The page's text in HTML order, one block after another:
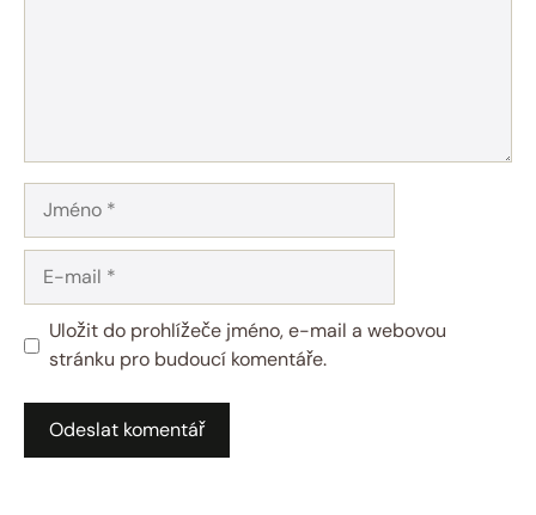
mail
Uložit do prohlížeče jméno, e-mail a webovou
stránku pro budoucí komentáře.